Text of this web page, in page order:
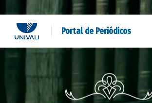
Portal de Periódicos